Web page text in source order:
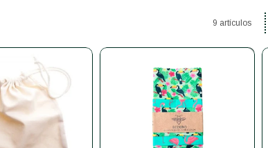
9 artículos